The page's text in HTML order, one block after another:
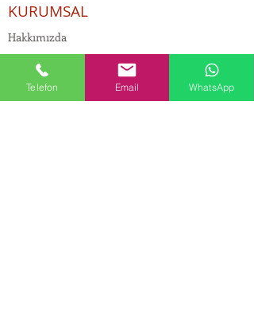
KURUMSAL
Hakkımızda
ÜRÜNLER
Kozmetik ve Deterjan Kimyasalları
Telefon Email WhatsApp